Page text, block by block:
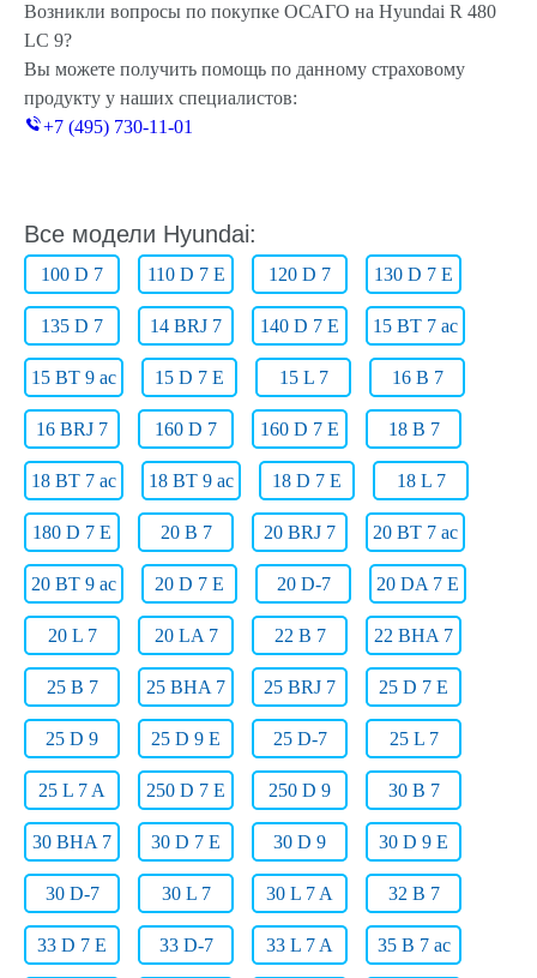
Возникли вопросы по покупке ОСАГО на Hyundai R 480
LC 9?
Вы можете получить помощь по данному страховому
продукту у наших специалистов:
+7 (495) 730-11-01
Все модели Hyundai:
100 D 7 110 D 7 E 120 D 7 130 D 7 E
135 D 7 14 BRJ 7 140 D 7 E 15 BT 7 ac
15 BT 9 ac 15 D 7 E 15 L 7 16 B 7
16 BRJ 7 160 D 7 160 D 7 E 18 B 7
18 BT 7 ac 18 BT 9 ac 18 D 7 E 18 L 7
180 D 7 E 20 B 7 20 BRJ 7 20 BT 7 ac
20 BT 9 ac 20 D 7 E 20 D-7 20 DA 7 E
20 L 7 20 LA 7 22 B 7 22 BHA 7
25 B 7 25 BHA 7 25 BRJ 7 25 D 7 E
25 D 9 25 D 9 E 25 D-7 25 L 7
25 L 7 A 250 D 7 E 250 D 9 30 B 7
30 BHA 7 30 D 7 E 30 D 9 30 D 9 E
30 D-7 30 L 7 30 L 7 A 32 B 7
33 D 7 E 33 D-7 33 L 7 A 35 B 7 ac